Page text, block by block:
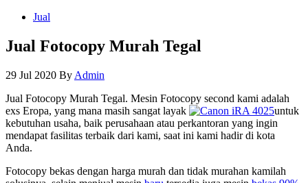
Jual
Jual Fotocopy Murah Tegal
29 Jul 2020 By Admin
Jual Fotocopy Murah Tegal. Mesin Fotocopy second kami adalah
exs Eropa, yang mana masih sangat layak
untuk
kebutuhan usaha, baik perusahaan atau perkantoran yang ingin
mendapat fasilitas terbaik dari kami, saat ini kami hadir di kota
Anda.
Fotocopy bekas dengan harga murah dan tidak murahan kamilah